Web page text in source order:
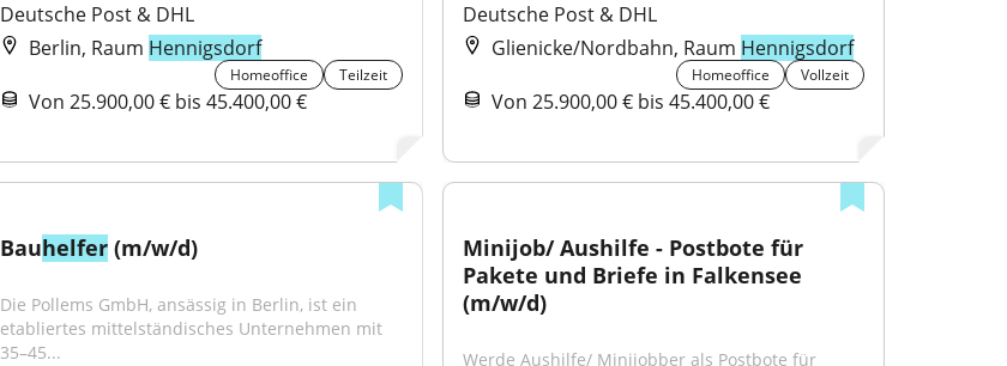
Deutsche Post & DHL
Berlin, Raum Hennigsdorf
Homeoffice Teilzeit
Von 25.900,00 € bis 45.400,00 €
Deutsche Post & DHL
Glienicke/Nordbahn, Raum Hennigsdorf
Homeoffice Vollzeit
Von 25.900,00 € bis 45.400,00 €
Bauhelfer (m/w/d)
Die Pollems GmbH, ansässig in Berlin, ist ein
etabliertes mittelständisches Unternehmen mit
35–45...
Minijob/ Aushilfe - Postbote für
Pakete und Briefe in Falkensee
(m/w/d)
Werde Aushilfe/ Minijobber als Postbote für